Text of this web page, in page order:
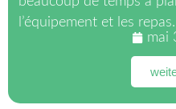
l’équipement et les
mai